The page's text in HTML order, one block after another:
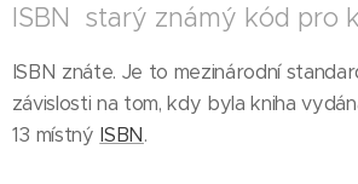
ISBN starý známý kód pro
ISBN znáte. Je to mezinárodní
závislosti na tom, kdy byla kniha
13 místný ISBN.